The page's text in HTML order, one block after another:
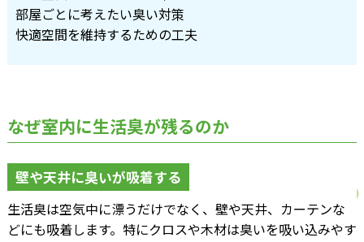
部屋ごとに考えたい臭い対策
快適空間を維持するための工夫
なぜ室内に生活臭が残るのか
壁や天井に臭いが吸着する
生活臭は空気中に漂うだけでなく、壁や天井、カーテンな
どにも吸着します。特にクロスや木材は臭いを吸い込みやす